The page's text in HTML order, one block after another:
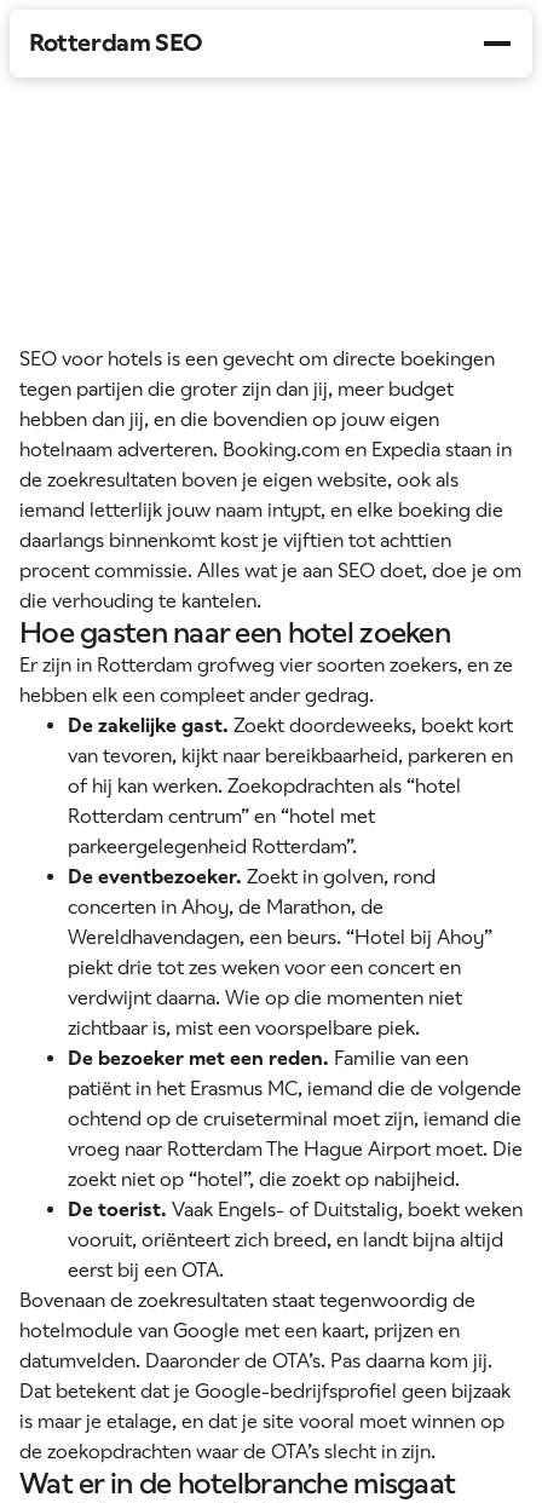
Rotterdam SEO
→ Gratis SEO-audit
SEO voor hotels is een gevecht om directe boekingen
tegen partijen die groter zijn dan jij, meer budget
hebben dan jij, en die bovendien op jouw eigen
hotelnaam adverteren. Booking.com en Expedia staan in
de zoekresultaten boven je eigen website, ook als
iemand letterlijk jouw naam intypt, en elke boeking die
daarlangs binnenkomt kost je vijftien tot achttien
procent commissie. Alles wat je aan SEO doet, doe je om
die verhouding te kantelen.
Hoe gasten naar een hotel zoeken
Er zijn in Rotterdam grofweg vier soorten zoekers, en ze
hebben elk een compleet ander gedrag.
De zakelijke gast. Zoekt doordeweeks, boekt kort
van tevoren, kijkt naar bereikbaarheid, parkeren en
of hij kan werken. Zoekopdrachten als “hotel
Rotterdam centrum” en “hotel met
parkeergelegenheid Rotterdam”.
De eventbezoeker. Zoekt in golven, rond
concerten in Ahoy, de Marathon, de
Wereldhavendagen, een beurs. “Hotel bij Ahoy”
piekt drie tot zes weken voor een concert en
verdwijnt daarna. Wie op die momenten niet
zichtbaar is, mist een voorspelbare piek.
De bezoeker met een reden. Familie van een
patiënt in het Erasmus MC, iemand die de volgende
ochtend op de cruiseterminal moet zijn, iemand die
vroeg naar Rotterdam The Hague Airport moet. Die
zoekt niet op “hotel”, die zoekt op nabijheid.
De toerist. Vaak Engels- of Duitstalig, boekt weken
vooruit, oriënteert zich breed, en landt bijna altijd
eerst bij een OTA.
Bovenaan de zoekresultaten staat tegenwoordig de
hotelmodule van Google met een kaart, prijzen en
datumvelden. Daaronder de OTA’s. Pas daarna kom jij.
Dat betekent dat je Google-bedrijfsprofiel geen bijzaak
is maar je etalage, en dat je site vooral moet winnen op
de zoekopdrachten waar de OTA’s slecht in zijn.
Wat er in de hotelbranche misgaat